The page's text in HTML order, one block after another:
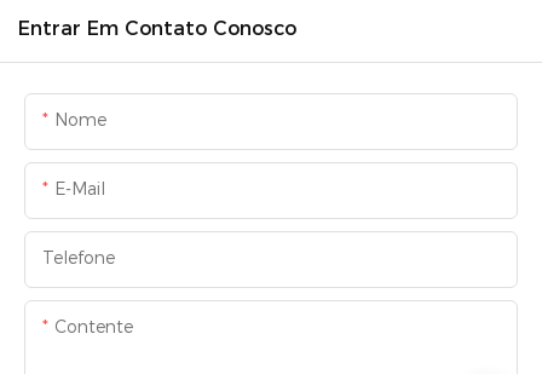
Entrar Em Contato Conosco
Nome
E-Mail
Telefone
Contente